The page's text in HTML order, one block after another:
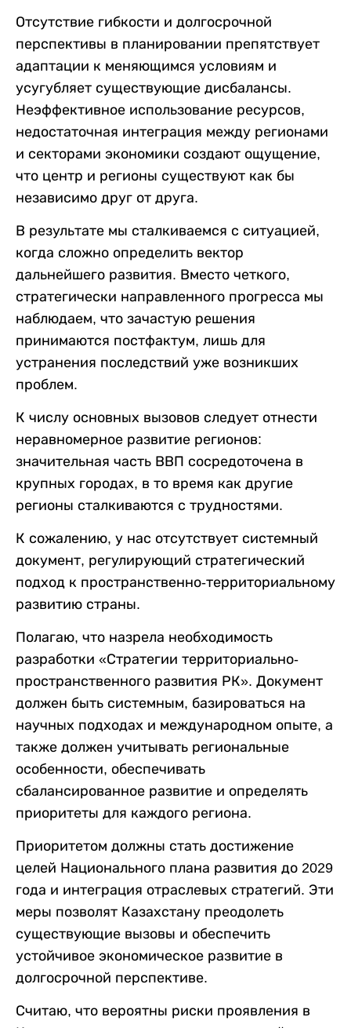
Отсутствие гибкости и долгосрочной
перспективы в планировании препятствует
адаптации к меняющимся условиям и
усугубляет существующие дисбалансы.
Неэффективное использование ресурсов,
недостаточная интеграция между регионами
и секторами экономики создают ощущение,
что центр и регионы существуют как бы
независимо друг от друга.
В результате мы сталкиваемся с ситуацией,
когда сложно определить вектор
дальнейшего развития. Вместо четкого,
стратегически направленного прогресса мы
наблюдаем, что зачастую решения
принимаются постфактум, лишь для
устранения последствий уже возникших
проблем.
К числу основных вызовов следует отнести
неравномерное развитие регионов:
значительная часть ВВП сосредоточена в
крупных городах, в то время как другие
регионы сталкиваются с трудностями.
К сожалению, у нас отсутствует системный
документ, регулирующий стратегический
подход к пространственно-территориальному
развитию страны.
Полагаю, что назрела необходимость
разработки «Стратегии территориально-
пространственного развития РК». Документ
должен быть системным, базироваться на
научных подходах и международном опыте, а
также должен учитывать региональные
особенности, обеспечивать
сбалансированное развитие и определять
приоритеты для каждого региона.
Приоритетом должны стать достижение
целей Национального плана развития до 2029
года и интеграция отраслевых стратегий. Эти
меры позволят Казахстану преодолеть
существующие вызовы и обеспечить
устойчивое экономическое развитие в
долгосрочной перспективе.
Считаю, что вероятны риски проявления в